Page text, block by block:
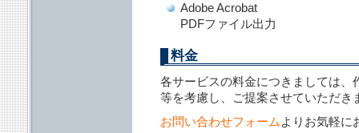
Adobe Acrobat
PDFファイル出力
料金
各サービスの料金につきましては、
等を考慮し、ご提案させていただき
お問い合わせフォーム よりお気軽に